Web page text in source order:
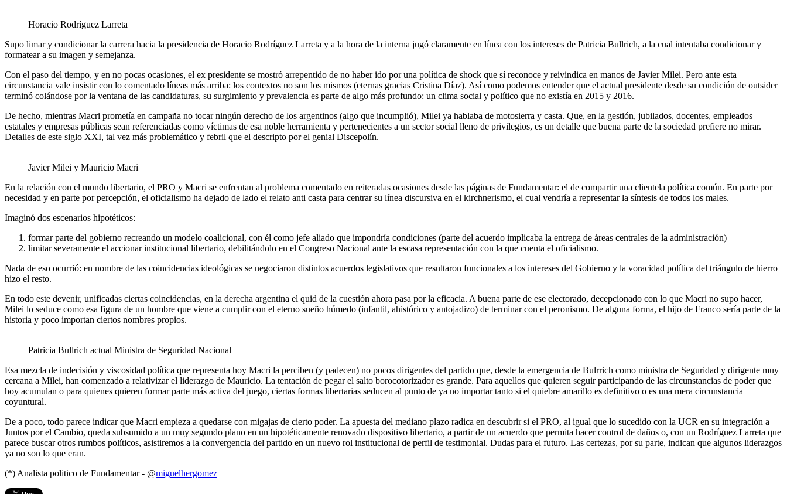
Horacio Rodríguez Larreta
Supo limar y condicionar la carrera hacia la presidencia de Horacio Rodríguez Larreta y a la hora de la interna jugó claramente en línea con los intereses de Patricia Bullrich, a la cual intentaba condicionar y
formatear a su imagen y semejanza.
Con el paso del tiempo, y en no pocas ocasiones, el ex presidente se mostró arrepentido de no haber ido por una política de shock que sí reconoce y reivindica en manos de Javier Milei. Pero ante esta
circunstancia vale insistir con lo comentado líneas más arriba: los contextos no son los mismos (eternas gracias Cristina Díaz). Así como podemos entender que el actual presidente desde su condición de outsider
terminó colándose por la ventana de las candidaturas, su surgimiento y prevalencia es parte de algo más profundo: un clima social y político que no existía en 2015 y 2016.
De hecho, mientras Macri prometía en campaña no tocar ningún derecho de los argentinos (algo que incumplió), Milei ya hablaba de motosierra y casta. Que, en la gestión, jubilados, docentes, empleados
estatales y empresas públicas sean referenciadas como víctimas de esa noble herramienta y pertenecientes a un sector social lleno de privilegios, es un detalle que buena parte de la sociedad prefiere no mirar.
Detalles de este siglo XXI, tal vez más problemático y febril que el descripto por el genial Discepolín.
Javier Milei y Mauricio Macri
En la relación con el mundo libertario, el PRO y Macri se enfrentan al problema comentado en reiteradas ocasiones desde las páginas de Fundamentar: el de compartir una clientela política común. En parte por
necesidad y en parte por percepción, el oficialismo ha dejado de lado el relato anti casta para centrar su línea discursiva en el kirchnerismo, el cual vendría a representar la síntesis de todos los males.
Imaginó dos escenarios hipotéticos:
formar parte del gobierno recreando un modelo coalicional, con él como jefe aliado que impondría condiciones (parte del acuerdo implicaba la entrega de áreas centrales de la administración)
limitar severamente el accionar institucional libertario, debilitándolo en el Congreso Nacional ante la escasa representación con la que cuenta el oficialismo.
Nada de eso ocurrió: en nombre de las coincidencias ideológicas se negociaron distintos acuerdos legislativos que resultaron funcionales a los intereses del Gobierno y la voracidad política del triángulo de hierro
hizo el resto.
En todo este devenir, unificadas ciertas coincidencias, en la derecha argentina el quid de la cuestión ahora pasa por la eficacia. A buena parte de ese electorado, decepcionado con lo que Macri no supo hacer,
Milei lo seduce como esa figura de un hombre que viene a cumplir con el eterno sueño húmedo (infantil, ahistórico y antojadizo) de terminar con el peronismo. De alguna forma, el hijo de Franco sería parte de la
historia y poco importan ciertos nombres propios.
Patricia Bullrich actual Ministra de Seguridad Nacional
Esa mezcla de indecisión y viscosidad política que representa hoy Macri la perciben (y padecen) no pocos dirigentes del partido que, desde la emergencia de Bulrrich como ministra de Seguridad y dirigente muy
cercana a Milei, han comenzado a relativizar el liderazgo de Mauricio. La tentación de pegar el salto borocotorizador es grande. Para aquellos que quieren seguir participando de las circunstancias de poder que
hoy acumulan o para quienes quieren formar parte más activa del juego, ciertas formas libertarias seducen al punto de ya no importar tanto si el quiebre amarillo es definitivo o es una mera circunstancia
coyuntural.
De a poco, todo parece indicar que Macri empieza a quedarse con migajas de cierto poder. La apuesta del mediano plazo radica en descubrir si el PRO, al igual que lo sucedido con la UCR en su integración a
Juntos por el Cambio, queda subsumido a un muy segundo plano en un hipotéticamente renovado dispositivo libertario, a partir de un acuerdo que permita hacer control de daños o, con un Rodríguez Larreta que
parece buscar otros rumbos políticos, asistiremos a la convergencia del partido en un nuevo rol institucional de perfil de testimonial. Dudas para el futuro. Las certezas, por su parte, indican que algunos liderazgos
ya no son lo que eran.
(*) Analista politico de Fundamentar - @miguelhergomez